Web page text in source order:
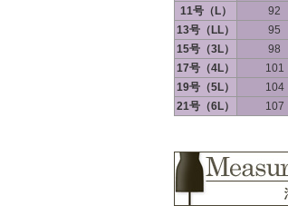
11号（L）
92
13号（LL）
95
15号（3L）
98
17号（4L）
101
19号（5L）
104
21号（6L）
107